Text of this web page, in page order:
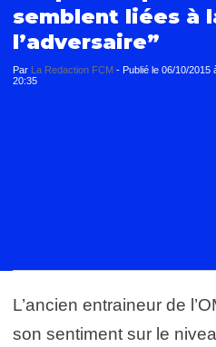
semblent liées à
l’adversaire”
Par La Redaction FCM - Publié le 06/10/2015
20:35
L’ancien entraineur de
son sentiment sur le